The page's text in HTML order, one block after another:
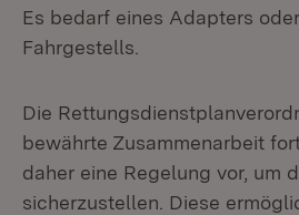
Es bedarf eines Adapters
Fahrgestells.
Die
bewährte Zusammenarbeit
daher eine Regelung vor, um
sicherzustellen. Diese